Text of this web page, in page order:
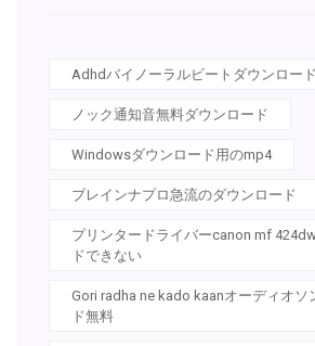
Adhdバイノーラルビートダウンロー
ノック通知音無料ダウンロード
Windowsダウンロード用のmp4
ブレインナプロ急流のダウンロード
プリンタードライバーcanon mf
ドできない
Gori radha ne kado kaanオーディオソ
ド無料